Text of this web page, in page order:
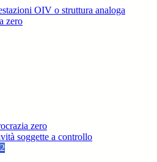
OIV o struttura analoga
zero
zero
soggette a controllo
2